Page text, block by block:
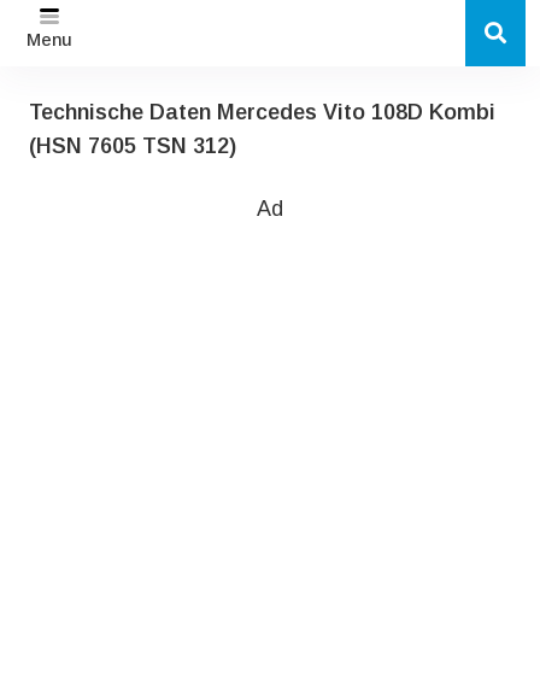
Menu
Technische Daten Mercedes Vito 108D Kombi
(HSN 7605 TSN 312)
Ad